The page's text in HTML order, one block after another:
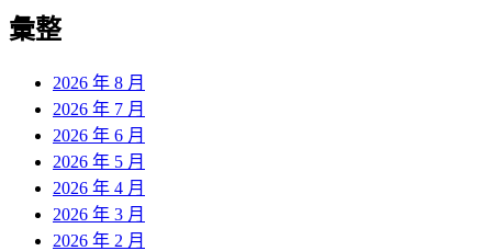
覽
彙整
2026 年 8 月
2026 年 7 月
2026 年 6 月
2026 年 5 月
2026 年 4 月
2026 年 3 月
2026 年 2 月